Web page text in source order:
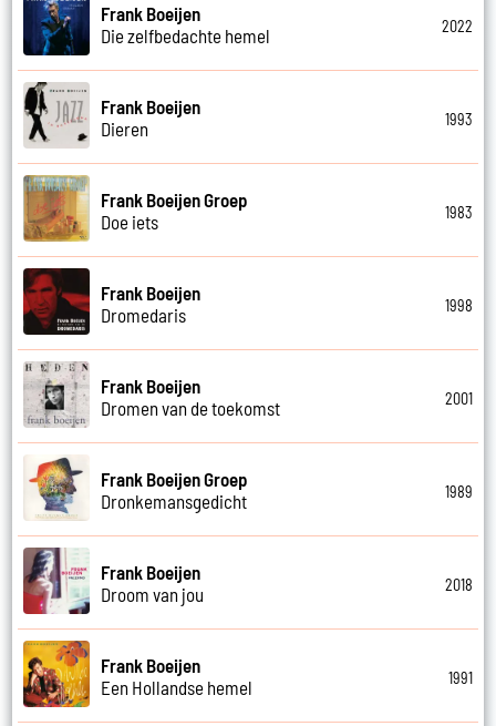
Frank Boeijen
Die zelfbedachte hemel
2022
Frank Boeijen
Dieren
1993
Frank Boeijen Groep
Doe iets
1983
Frank Boeijen
Dromedaris
1998
Frank Boeijen
Dromen van de toekomst
2001
Frank Boeijen Groep
Dronkemansgedicht
1989
Frank Boeijen
Droom van jou
2018
Frank Boeijen
Een Hollandse hemel
1991